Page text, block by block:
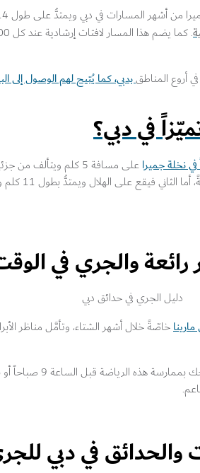
المسارات في دبي ويمتدُّ على طول 14 كلم بدءاً من
أروع المناطقبدبي، كما يُتيح لهم الوصول إلى
في دبي؟
فينخلة جميرا
على مسافة 5 كلم
النخلة بطول 4
رائعة والجري في
خاصّةً خلال أشهر الشتاء، وتأمَّل مناظر
في دبي